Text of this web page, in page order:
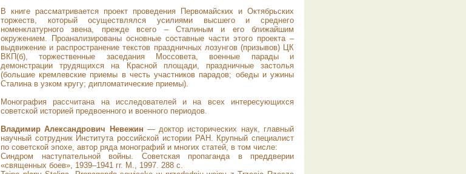
В книге рассматривается проект проведения Первомайских и Октябрьских
торжеств, который осуществлялся усилиями высшего и среднего
номенклатурного звена, прежде всего – Сталиным и его ближайшим
окружением. Проанализированы основные составные части этого проекта –
выдвижение и распространение текстов праздничных лозунгов (призывов) ЦК
ВКП(б), торжественные заседания Моссовета, военные парады и
демонстрации трудящихся на Красной площади, праздничные застолья
(большие кремлевские приемы в честь участников парадов; обеды и ужины
Сталина в узком кругу; дипломатические приемы).
Монография рассчитана на исследователей и на всех интересующихся
советской историей предвоенного и военного периодов.
Владимир Александрович Невежин — доктор исторических наук, главный
научный сотрудник Института российской истории РАН. Крупный специалист
по советской эпохе, автор ряда монографий и многих статей, в том числе:
Синдром наступательной войны. Советская пропаганда в преддверии
«священных боев», 1939–1941 гг. М., 1997. 288 с.